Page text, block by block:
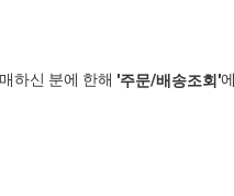
하신 분에 한해 '주문/배송조회'